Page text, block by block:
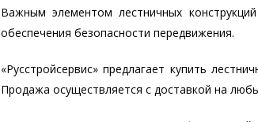
Важным элементом лестничных
обеспечения безопасности передвижения.
«Русстройсервис» предлагает купить
Продажа осуществляется с доставкой на